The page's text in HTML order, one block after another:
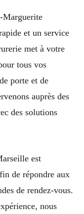
Marguerite
et un service
met à votre
tous vos
porte et de
auprès des
des solutions
est
de répondre aux
de rendez-vous.
nous